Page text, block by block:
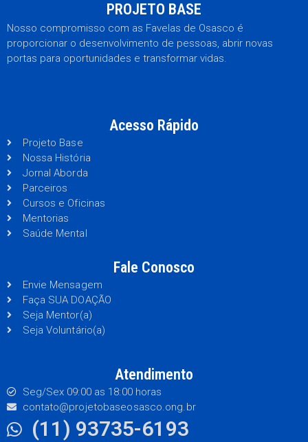
PROJETO BASE
Nosso compromisso com as Favelas de Osasco é
proporcionar o desenvolvimento de pessoas, abrir novas
portas para oportunidades e transformar vidas.
Acesso Rápido
Projeto Base
Nossa História
Jornal Aborda
Parceiros
Cursos e Oficinas
Mentorias
Saúde Mental
Fale Conosco
Envie Mensagem
Faça SUA DOAÇÃO
Seja Mentor(a)
Seja Voluntário(a)
Atendimento
Seg/Sex 09:00 as 18:00 horas
contato@projetobaseosasco.ong.br
(11) 93735-6193